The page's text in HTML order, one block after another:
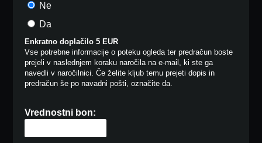
Ne
Da
Enkratno doplačilo 5 EUR
Vse potrebne informacije o poteku ogleda ter predračun boste
prejeli v naslednjem koraku naročila na e-mail, ki ste ga
navedli v naročilnici. Če želite kljub temu prejeti dopis in
predračun še po navadni pošti, označite da.
Vrednostni bon: